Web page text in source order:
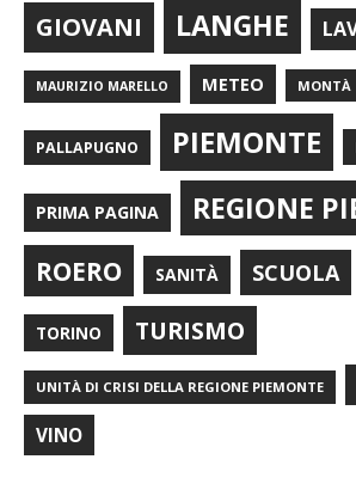
GIOVANI LANGHE
MAURIZIO MARELLO METEO MONTÀ
PALLAPUGNO PIEMONTE
PRIMA PAGINA REGIONE
ROERO SANITÀ SCUOLA
TORINO TURISMO
UNITÀ DI CRISI DELLA REGIONE PIEMONTE
VINO